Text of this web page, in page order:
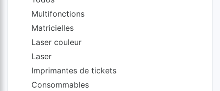
Multifonctions
Matricielles
Laser couleur
Laser
Imprimantes de tickets
Consommables